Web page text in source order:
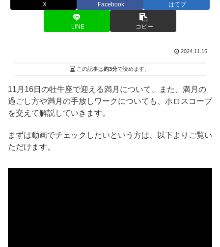
X Facebook はてブ
LINE コピー
2024.11.15
この記事は約3分で読めます。
11月16日の牡牛座で迎える満月について、また、満月の
過ごし方や満月の手放しワークについても、ホロスコープ
を交えて解説していきます。
まずは動画でチェックしたいという方は、以下よりご覧い
ただけます。